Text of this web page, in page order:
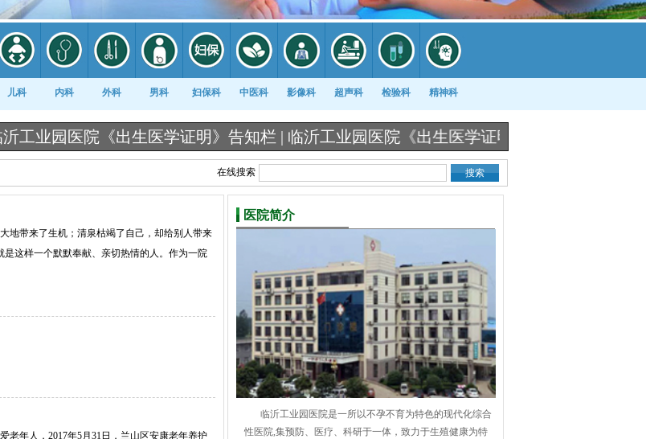
儿科 内科 外科 男科 妇保科 中医科 影像科 超声科 检验科 精神科
医院《出生医学证明》告知栏 |临沂工业园医院《出生医学证明》办理流程图 |
在线搜索
地带来了生机；清泉枯竭了自己，却给别人带来
这样一个默默奉献、亲切热情的人。作为一院
老年人，2017年5月31日，兰山区安康老年养护
医院简介
临沂工业园医院是一所以不孕不育为特色的现代化综合
性医院,集预防、医疗、科研于一体，致力于生殖健康为特